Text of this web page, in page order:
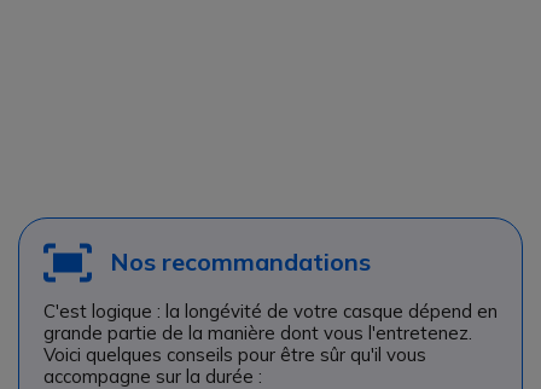
Nos recommandations
C'est logique : la longévité de votre casque dépend en
grande partie de la manière dont vous l'entretenez.
Voici quelques conseils pour être sûr qu'il vous
accompagne sur la durée :